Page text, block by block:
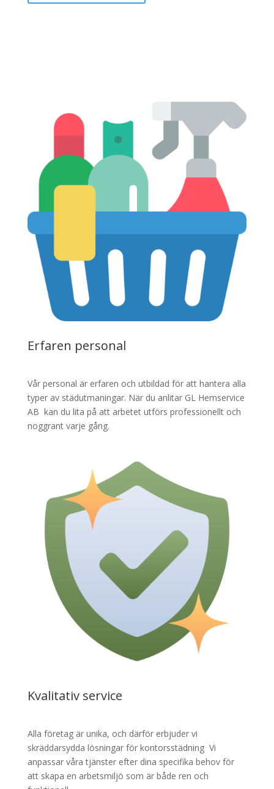
Erfaren personal
Vår personal är erfaren och utbildad för att hantera alla
typer av städutmaningar. När du anlitar GL Hemservice
AB kan du lita på att arbetet utförs professionellt och
noggrant varje gång.
Kvalitativ service
Alla företag är unika, och därför erbjuder vi
skräddarsydda lösningar för kontorsstädning Vi
anpassar våra tjänster efter dina specifika behov för
att skapa en arbetsmiljö som är både ren och